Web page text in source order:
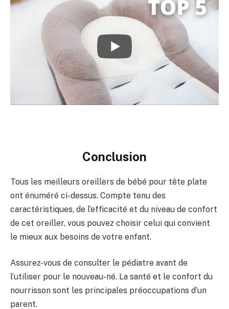
Conclusion
Tous les meilleurs oreillers de bébé pour tête plate
ont énuméré ci-dessus. Compte tenu des
caractéristiques, de l’efficacité et du niveau de confort
de cet oreiller, vous pouvez choisir celui qui convient
le mieux aux besoins de votre enfant.
Assurez-vous de consulter le pédiatre avant de
l’utiliser pour le nouveau-né. La santé et le confort du
nourrisson sont les principales préoccupations d’un
parent.